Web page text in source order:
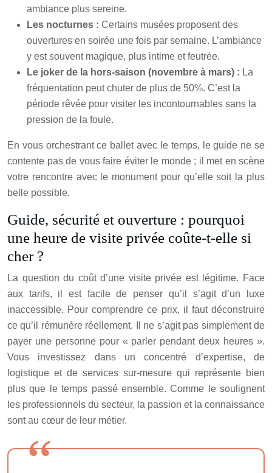
ambiance plus sereine.
Les nocturnes : Certains musées proposent des
ouvertures en soirée une fois par semaine. L’ambiance
y est souvent magique, plus intime et feutrée.
Le joker de la hors-saison (novembre à mars) : La
fréquentation peut chuter de plus de 50%. C’est la
période rêvée pour visiter les incontournables sans la
pression de la foule.
En vous orchestrant ce ballet avec le temps, le guide ne se
contente pas de vous faire éviter le monde ; il met en scène
votre rencontre avec le monument pour qu’elle soit la plus
belle possible.
Guide, sécurité et ouverture : pourquoi
une heure de visite privée coûte-t-elle si
cher ?
La question du coût d’une visite privée est légitime. Face
aux tarifs, il est facile de penser qu’il s’agit d’un luxe
inaccessible. Pour comprendre ce prix, il faut déconstruire
ce qu’il rémunère réellement. Il ne s’agit pas simplement de
payer une personne pour « parler pendant deux heures ».
Vous investissez dans un concentré d’expertise, de
logistique et de services sur-mesure qui représente bien
plus que le temps passé ensemble. Comme le soulignent
les professionnels du secteur, la passion et la connaissance
sont au cœur de leur métier.